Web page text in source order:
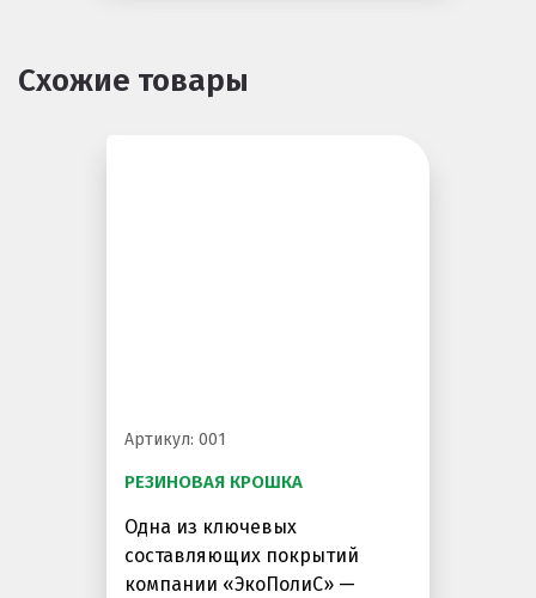
Схожие товары
Артикул: 001
РЕЗИНОВАЯ КРОШКА
Одна из ключевых
составляющих покрытий
компании «ЭкоПолиС» —